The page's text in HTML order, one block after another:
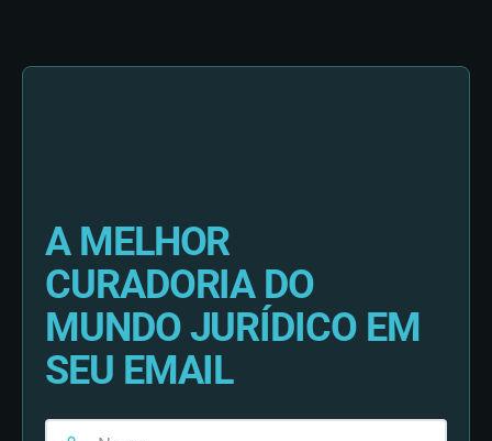
A MELHOR
CURADORIA DO
MUNDO JURÍDICO EM
SEU EMAIL